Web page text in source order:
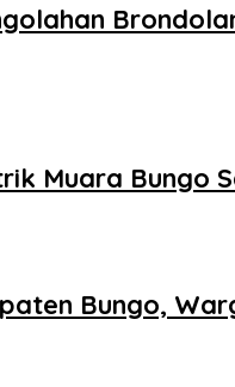
Muara Bungo
Bungo,